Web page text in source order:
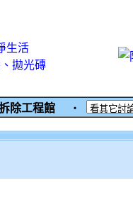
生活
拋光磚
除工程館 ‧